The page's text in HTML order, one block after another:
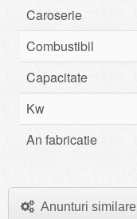
Caroserie
Combustibil
Capacitate
Kw
An fabricatie
Anunturi similare